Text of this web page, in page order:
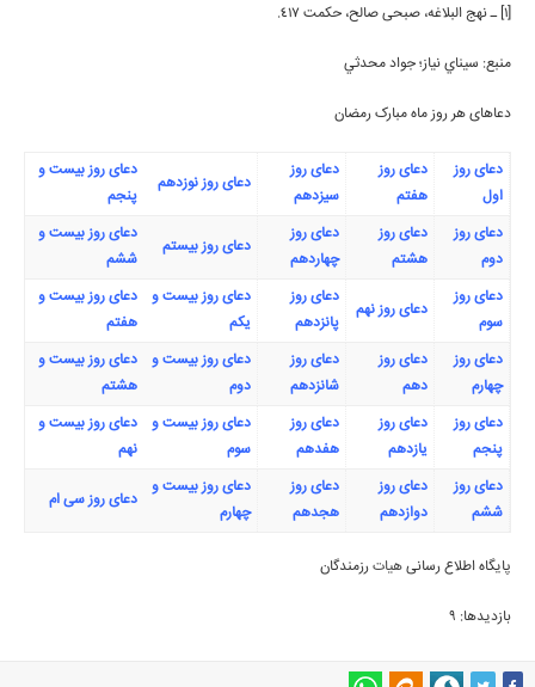
[1] ـ نهج البلاغه، صبحى صالح، حكمت 417.
منبع: سيناي نياز؛ جواد محدثي
دعاهای هر روز ماه مبارک رمضان
دعای روز
اول
دعای روز
هفتم
دعای روز
سیزدهم
دعای روز نوزدهم
دعای روز بیست و
پنجم
دعای روز
دوم
دعای روز
هشتم
دعای روز
چهاردهم
دعای روز بیستم
دعای روز بیست و
ششم
دعای روز
سوم
دعای روز نهم
دعای روز
پانزدهم
دعای روز بیست و
یکم
دعای روز بیست و
هفتم
دعای روز
چهارم
دعای روز
دهم
دعای روز
شانزدهم
دعای روز بیست و
دوم
دعای روز بیست و
هشتم
دعای روز
پنجم
دعای روز
یازدهم
دعای روز
هفدهم
دعای روز بیست و
سوم
دعای روز بیست و
نهم
دعای روز
ششم
دعای روز
دوازدهم
دعای روز
هجدهم
دعای روز بیست و
چهارم
دعای روز سی ام
پایگاه اطلاع رسانیهیاترزمندگان
بازدیدها: 9